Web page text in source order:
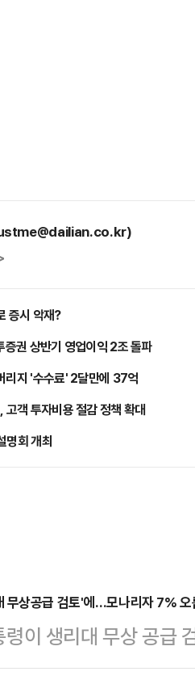
증시 악재?
권 상반기 영업이익 2조 돌파
리지 '수수료' 2달만에 37억
객 투자비용 절감 정책 확대
명회 개최
무상공급 검토'에…모나리자 7%
령이 생리대 무상 공급
다.한국거래소에 따르